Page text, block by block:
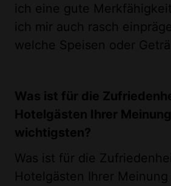
ich eine gute
ich mir auch rasch
welche Speisen oder
Was ist für die
Hotelgästen Ihrer
wichtigsten?
Was ist für die
Hotelgästen Ihrer Meinung